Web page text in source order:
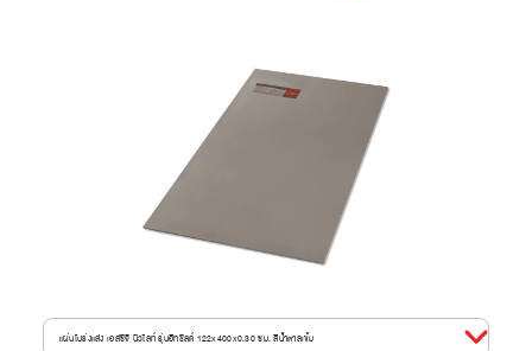
แผ่นโปร่งแสง เอสซีจี นิวไลท์ รุ่นฮีทชิลด์ 122x400x0.30 ซม. สีน้ำตาลเข้ม